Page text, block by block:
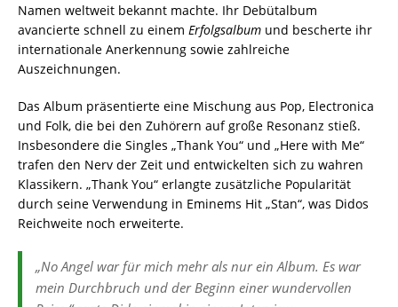
Namen weltweit bekannt machte. Ihr Debütalbum
avancierte schnell zu einem Erfolgsalbum und bescherte ihr
internationale Anerkennung sowie zahlreiche
Auszeichnungen.
Das Album präsentierte eine Mischung aus Pop, Electronica
und Folk, die bei den Zuhörern auf große Resonanz stieß.
Insbesondere die Singles „Thank You“ und „Here with Me“
trafen den Nerv der Zeit und entwickelten sich zu wahren
Klassikern. „Thank You“ erlangte zusätzliche Popularität
durch seine Verwendung in Eminems Hit „Stan“, was Didos
Reichweite noch erweiterte.
„No Angel war für mich mehr als nur ein Album. Es war
mein Durchbruch und der Beginn einer wundervollen